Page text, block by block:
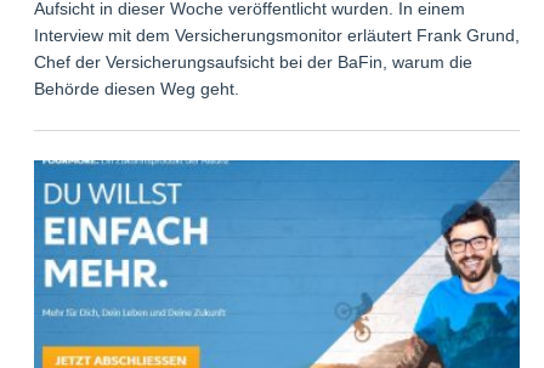
Aufsicht in dieser Woche veröffentlicht wurden. In einem
Interview mit dem Versicherungsmonitor erläutert Frank Grund,
Chef der Versicherungsaufsicht bei der BaFin, warum die
Behörde diesen Weg geht.